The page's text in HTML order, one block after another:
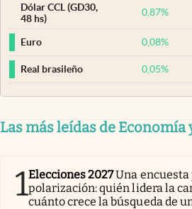
Dólar CCL (GD30,
48 hs)
0,87%
Euro 0,08%
Real brasileño 0,05%
Las más leídas de Economía
1Elecciones 2027Una encuesta
polarización: quién lidera la
cuánto crece la búsqueda de